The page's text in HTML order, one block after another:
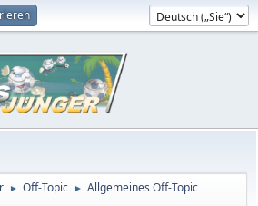
► Off-Topic ► Allgemeines Off-Topic